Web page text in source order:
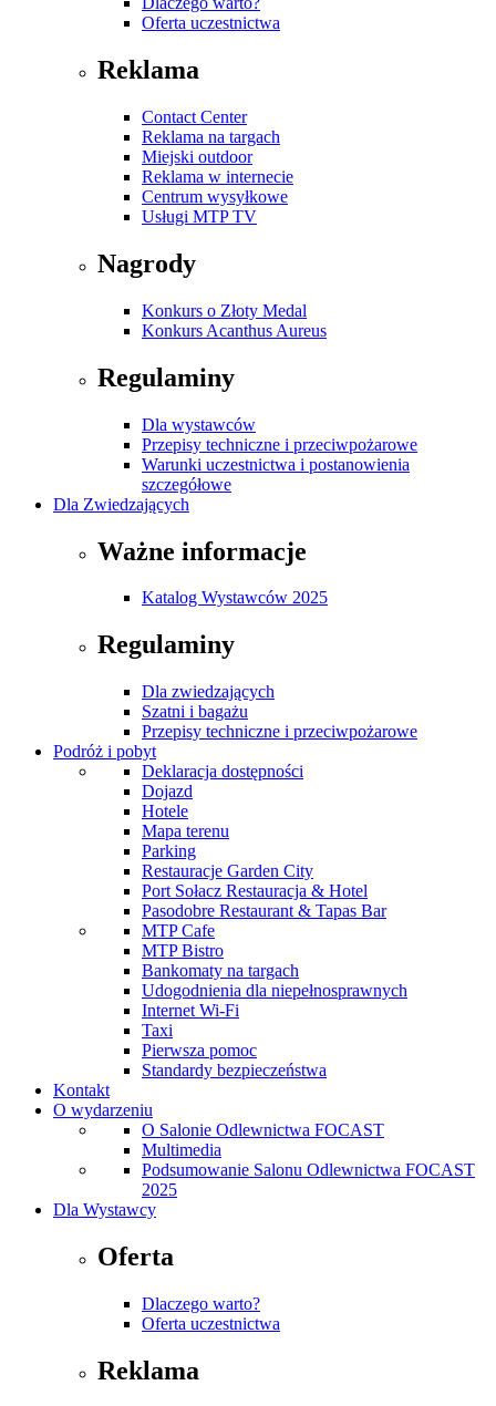
Oferta uczestnictwa
Reklama
Contact Center
Reklama na targach
Miejski outdoor
Reklama w internecie
Centrum wysyłkowe
Usługi MTP TV
Nagrody
Konkurs o Złoty Medal
Konkurs Acanthus Aureus
Regulaminy
Dla wystawców
Przepisy techniczne i przeciwpożarowe
Warunki uczestnictwa i postanowienia
szczegółowe
Dla Zwiedzających
Ważne informacje
Katalog Wystawców 2025
Regulaminy
Dla zwiedzających
Szatni i bagażu
Przepisy techniczne i przeciwpożarowe
Podróż i pobyt
Deklaracja dostępności
Dojazd
Hotele
Mapa terenu
Parking
Restauracje Garden City
Port Sołacz Restauracja & Hotel
Pasodobre Restaurant & Tapas Bar
MTP Cafe
MTP Bistro
Bankomaty na targach
Udogodnienia dla niepełnosprawnych
Internet Wi-Fi
Taxi
Pierwsza pomoc
Standardy bezpieczeństwa
Kontakt
O wydarzeniu
O Salonie Odlewnictwa FOCAST
Multimedia
Podsumowanie Salonu Odlewnictwa FOCAST
2025
Dla Wystawcy
Oferta
Dlaczego warto?
Oferta uczestnictwa
Reklama